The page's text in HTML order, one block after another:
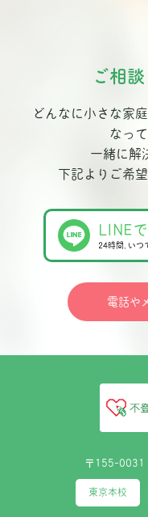
ご相
どんなに小さな家
なっ
一緒に解
下記よりご希
LINE
24時間､いつ
電話や
〒155-0031
東京本校